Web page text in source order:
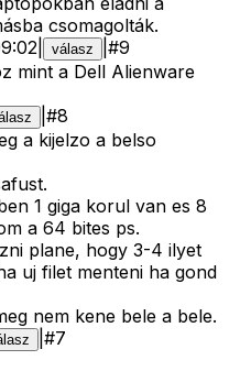
csomagolták.
válasz #9
mint a Dell Alienware
#8
a kijelzo a belso
1 giga korul van es 8
a 64 bites ps.
plane, hogy 3-4 ilyet
uj filet menteni ha gond
nem kene bele a bele.
#7